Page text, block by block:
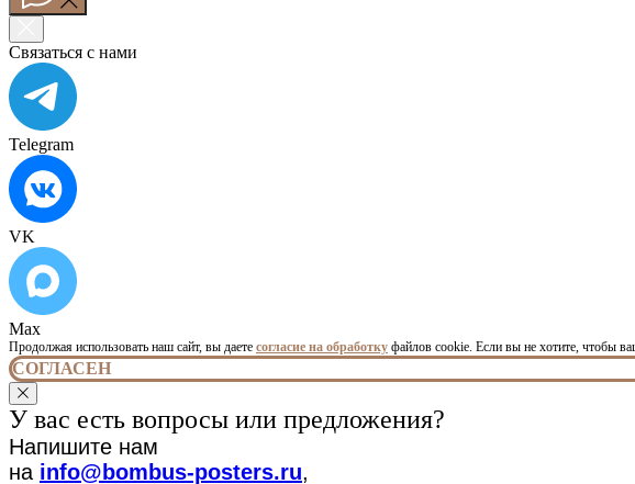
Связаться с нами
Telegram
VK
Max
Продолжая использовать наш сайт, вы даете согласие на обработку файлов cookie. Если вы не хотите, чтобы
СОГЛАСЕН
У вас есть вопросы или предложения?
Напишите нам
на info@bombus-posters.ru,